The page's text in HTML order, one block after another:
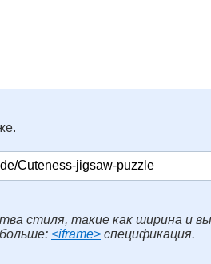
стиля, такие как ширина и
<iframe> спецификация.